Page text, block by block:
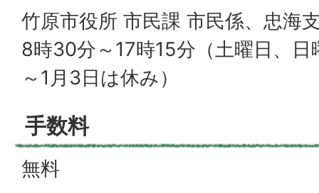
竹原市役所 市民課 市民係、忠海
8時30分～17時15分（土曜日、
～1月3日は休み）
手数料
無料